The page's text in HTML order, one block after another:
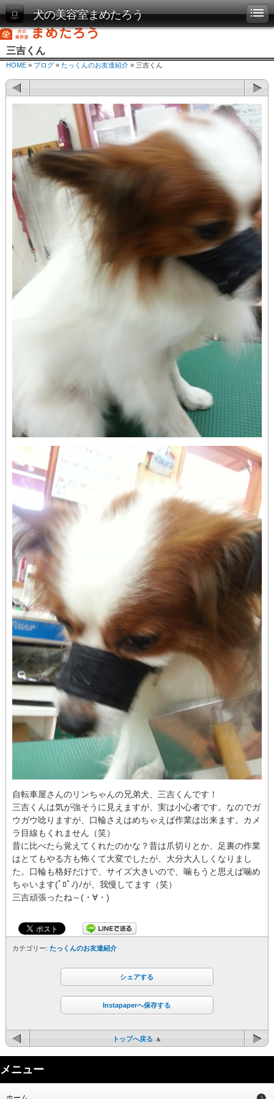
犬の美容室まめたろう
三吉くん
HOME » ブログ » たっくんのお友達紹介 » 三吉くん
自転車屋さんのリンちゃんの兄弟犬、三吉くんです！
三吉くんは気が強そうに見えますが、実は小心者です。なのでガ
ウガウ唸りますが、口輪さえはめちゃえば作業は出来ます。カメ
ラ目線もくれません（笑）
昔に比べたら覚えてくれたのかな？昔は爪切りとか、足裏の作業
はとてもやる方も怖くて大変でしたが、大分大人しくなりまし
た。口輪も格好だけで、サイズ大きいので、噛もうと思えば噛め
ちゃいます(ﾟﾛﾟﾉ)ﾉが、我慢してます（笑）
三吉頑張ったね～(・∀・)
カテゴリー: たっくんのお友達紹介
シェアする
Instapaperへ保存する
トップへ戻る
メニュー